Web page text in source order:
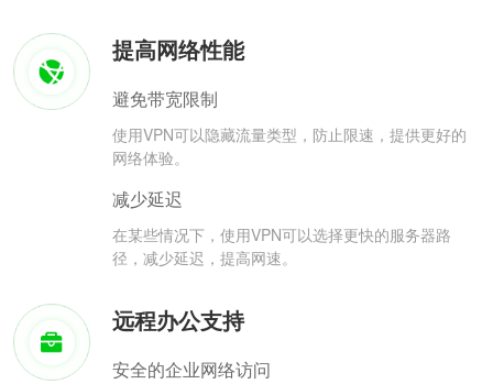
提高网络性能
避免带宽限制
使用VPN可以隐藏流量类型，防止限速，提供更好的
网络体验。
减少延迟
在某些情况下，使用VPN可以选择更快的服务器路
径，减少延迟，提高网速。
远程办公支持
安全的企业网络访问